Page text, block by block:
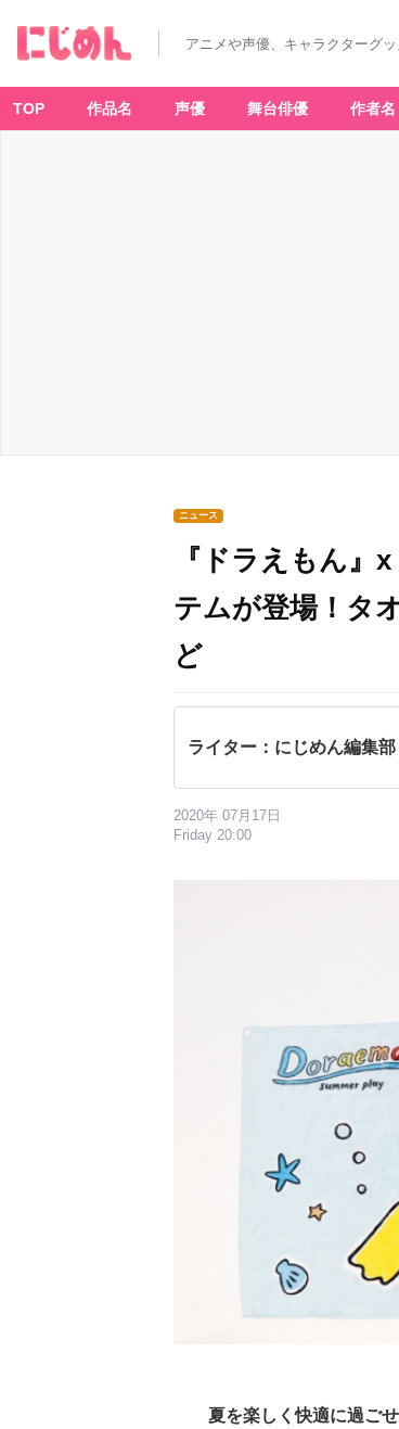
アニメや声優、キャラクターグ
TOP 作品名 声優 舞台俳優 作者名
ニュース
『ドラえもん』
テムが登場！タ
ど
ライター：にじめん編集部
2020年 07月17日
Friday 20:00
夏を楽しく快適に過ご